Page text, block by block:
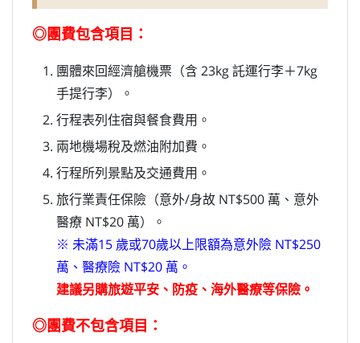
◎團費包含項目：
團體來回經濟艙機票（含 23kg 託運行李＋7kg
手提行李）。
行程表列住宿與餐食費用。
兩地機場稅及燃油附加費。
行程所列景點及交通費用。
旅行業責任保險（意外/身故 NT$500 萬、意外
醫療 NT$20 萬）。
※ 未滿15 歲或70歲以上限額為意外險 NT$250
萬、醫療險 NT$20 萬。
建議另購旅遊平安、防疫、海外醫療等保險。
◎團費不包含項目：